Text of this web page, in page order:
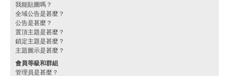
我能貼圖嗎？
全域公告是甚麼？
公告是甚麼？
置頂主題是甚麼？
鎖定主題是甚麼？
主題圖示是甚麼？
會員等級和群組
管理員是甚麼？